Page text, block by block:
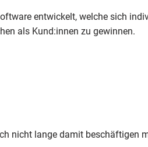
entwickelt, welche sich
als Kund:innen zu gewinnen.
nicht lange damit beschäftigen